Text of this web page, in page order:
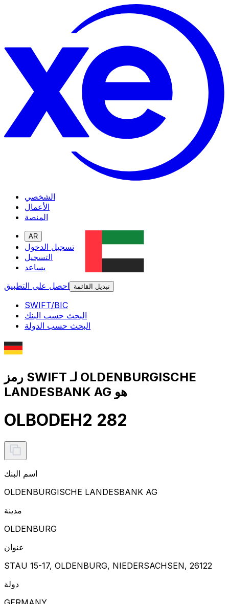
الشخصي
الأعمال
المنصة
AR
تسجيل الدخول
التسجيل
يساعد
احصل على التطبيق
تبديل القائمة
SWIFT/BIC
البحث حسب البنك
البحث حسب الدولة
رمز SWIFT لـ OLDENBURGISCHE
LANDESBANK AG هو
OLBODEH2 282
اسم البنك
OLDENBURGISCHE LANDESBANK AG
مدينة
OLDENBURG
عنوان
STAU 15-17, OLDENBURG, NIEDERSACHSEN, 26122
دولة